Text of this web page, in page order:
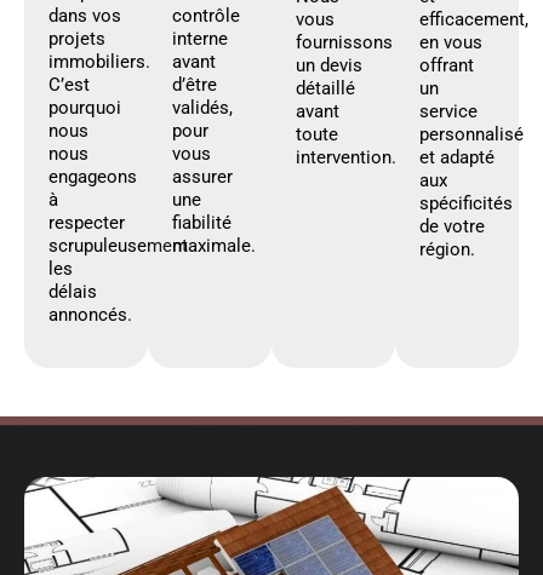
dans vos
projets
immobiliers.
C’est
pourquoi
nous
nous
engageons
à
respecter
scrupuleusement
les
délais
annoncés.
contrôle
interne
avant
d’être
validés,
pour
vous
assurer
une
fiabilité
maximale.
vous
fournissons
un devis
détaillé
avant
toute
intervention.
efficacement,
en vous
offrant
un
service
personnalisé
et adapté
aux
spécificités
de votre
région.